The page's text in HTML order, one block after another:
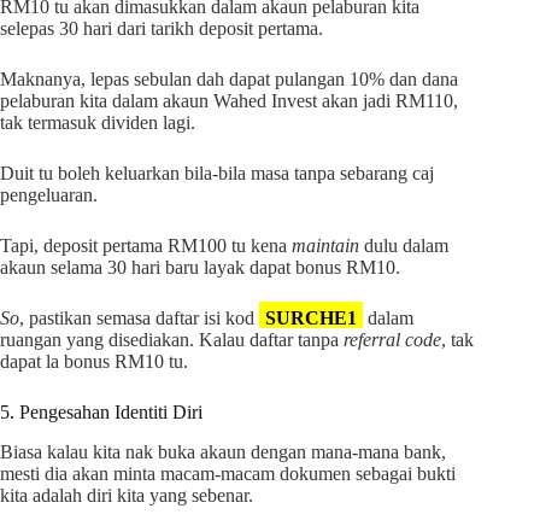
RM10 tu akan dimasukkan dalam akaun pelaburan kita
selepas 30 hari dari tarikh deposit pertama.
Maknanya, lepas sebulan dah dapat pulangan 10% dan dana
pelaburan kita dalam akaun Wahed Invest akan jadi RM110,
tak termasuk dividen lagi.
Duit tu boleh keluarkan bila-bila masa tanpa sebarang caj
pengeluaran.
Tapi, deposit pertama RM100 tu kena maintain dulu dalam
akaun selama 30 hari baru layak dapat bonus RM10.
So, pastikan semasa daftar isi kod SURCHE1
dalam
ruangan yang disediakan. Kalau daftar tanpa referral code, tak
dapat la bonus RM10 tu.
5. Pengesahan Identiti Diri
Biasa kalau kita nak buka akaun dengan mana-mana bank,
mesti dia akan minta macam-macam dokumen sebagai bukti
kita adalah diri kita yang sebenar.